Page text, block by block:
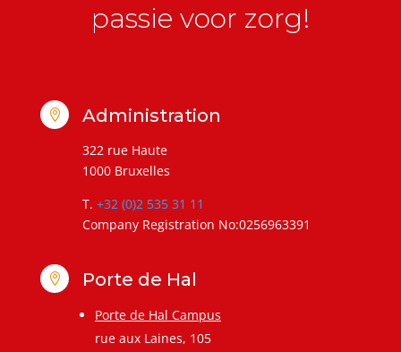
passie voor zorg!
 Administration
322 rue Haute
1000 Bruxelles
T. +32 (0)2 535 31 11
Company Registration No:0256963391
 Porte de Hal
Porte de Hal Campus
rue aux Laines, 105